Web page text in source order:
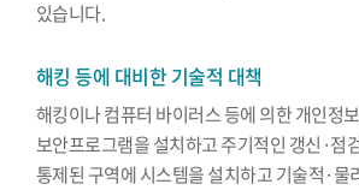
있습니다.
해킹 등에 대비한 기술적 대책
해킹이나 컴퓨터 바이러스 등에 의한 개인정
보안프로그램을 설치하고 주기적인 갱신·점
통제된 구역에 시스템을 설치하고 기술적·물